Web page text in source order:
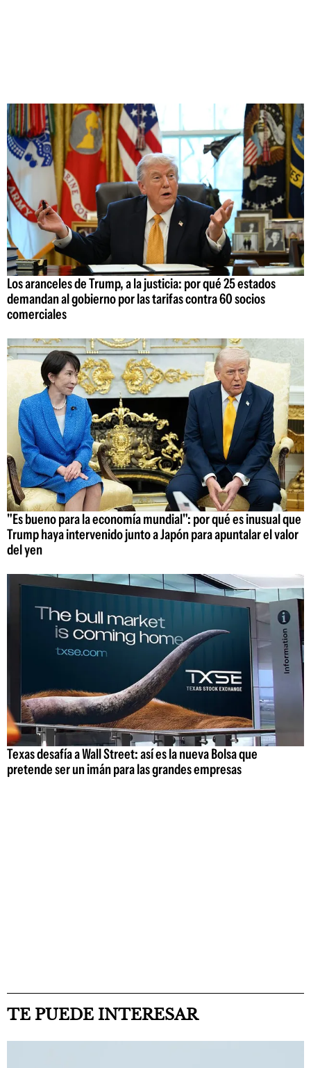
Los aranceles de Trump, a la justicia: por qué 25 estados
demandan al gobierno por las tarifas contra 60 socios
comerciales
"Es bueno para la economía mundial": por qué es inusual que
Trump haya intervenido junto a Japón para apuntalar el valor
del yen
Texas desafía a Wall Street: así es la nueva Bolsa que
pretende ser un imán para las grandes empresas
TE PUEDE INTERESAR